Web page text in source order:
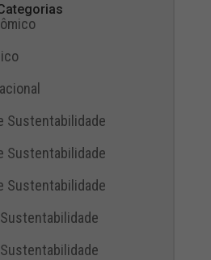
Sustentabilidade
Sustentabilidade
Sustentabilidade